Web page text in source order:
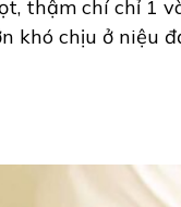
thậm chí chỉ 1
khó chịu ở niệu